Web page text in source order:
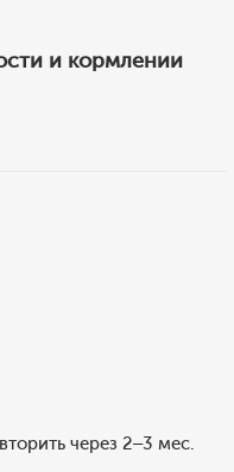
и кормлении
через 2–3 мес.